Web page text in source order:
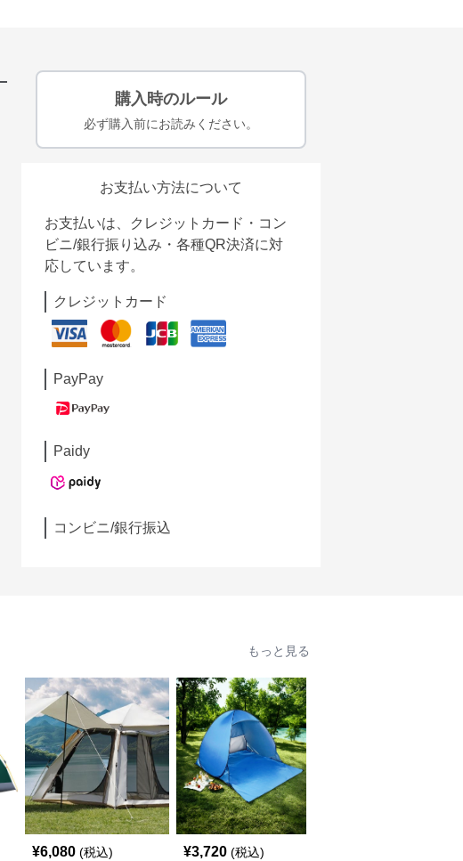
購入時のルール
必ず購入前にお読みください。
お支払い方法について
お支払いは、クレジットカード・コン
ビニ/銀行振り込み・各種QR決済に対
応しています。
クレジットカード
PayPay
Paidy
コンビニ/銀行振込
もっと見る
¥6,080 (税込) ¥3,720 (税込)